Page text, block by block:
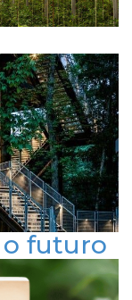
o futuro